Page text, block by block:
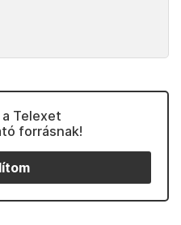
Telexet
forrásnak!